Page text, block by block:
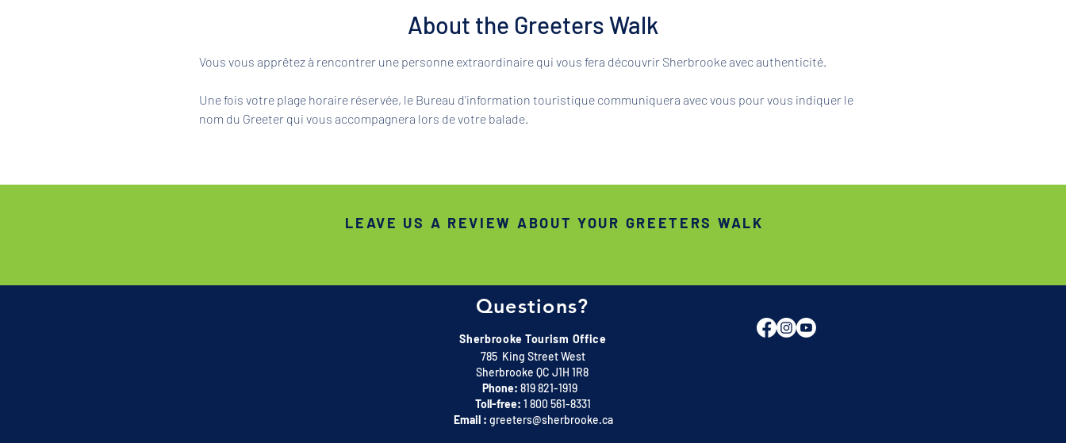
About the Greeters Walk
Vous vous apprêtez à rencontrer une personne extraordinaire qui vous fera découvrir Sherbrooke avec authenticité.
Une fois votre plage horaire réservée, le Bureau d'information touristique communiquera avec vous pour vous indiquer le
nom du Greeter qui vous accompagnera lors de votre balade.
Questions?
Sherbrooke Tourism Office
785 King Street West
Sherbrooke QC J1H 1R8
Phone: 819 821-1919
Toll-free: 1 800 561-8331
Email : greeters@sherbrooke.ca
LEAVE US A REVIEW ABOUT YOUR GREETERS WALK